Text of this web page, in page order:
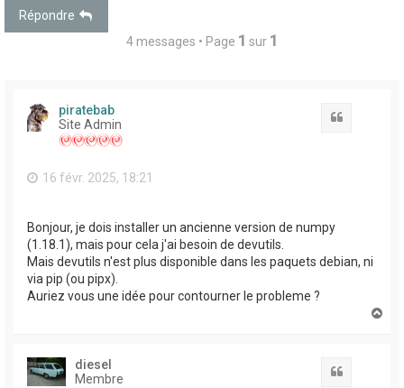
Répondre
4 messages • Page 1 sur 1
piratebab
Site Admin
16 févr. 2025, 18:21
Bonjour, je dois installer un ancienne version de numpy
(1.18.1), mais pour cela j'ai besoin de devutils.
Mais devutils n'est plus disponible dans les paquets debian, ni
via pip (ou pipx).
Auriez vous une idée pour contourner le probleme ?
diesel
Membre